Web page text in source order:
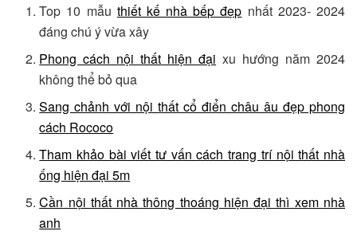
Top 10 mẫu thiết kế nhà bếp đẹp nhất 2023- 2024
đáng chú ý vừa xây
Phong cách nội thất hiện đại xu hướng năm 2024
không thể bỏ qua
Sang chảnh với nội thất cổ điển châu âu đẹp phong
cách Rococo
Tham khảo bài viết tư vấn cách trang trí nội thất nhà
ống hiện đại 5m
Cần nội thất nhà thông thoáng hiện đại thì xem nhà
anh